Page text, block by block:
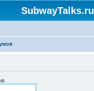
SubwayTalks.ru